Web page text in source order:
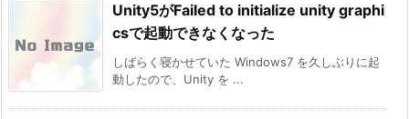
Unity5がFailed to initialize unity graphi
csで起動できなくなった
しばらく寝かせていた Windows7 を久しぶりに起
動したので、Unity を ...